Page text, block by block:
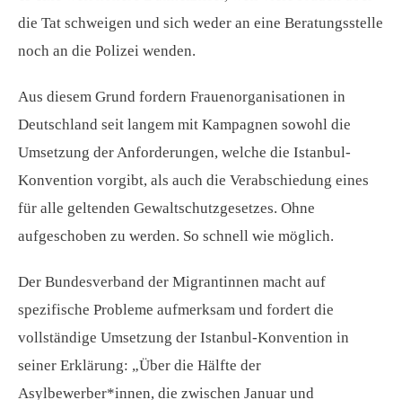
die Tat schweigen und sich weder an eine Beratungsstelle
noch an die Polizei wenden.
Aus diesem Grund fordern Frauenorganisationen in
Deutschland seit langem mit Kampagnen sowohl die
Umsetzung der Anforderungen, welche die Istanbul-
Konvention vorgibt, als auch die Verabschiedung eines
für alle geltenden Gewaltschutzgesetzes. Ohne
aufgeschoben zu werden. So schnell wie möglich.
Der Bundesverband der Migrantinnen macht auf
spezifische Probleme aufmerksam und fordert die
vollständige Umsetzung der Istanbul-Konvention in
seiner Erklärung: „Über die Hälfte der
Asylbewerber*innen, die zwischen Januar und